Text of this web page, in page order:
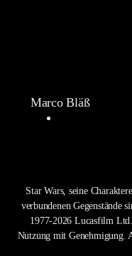
Marco Bläß
Star Wars, seine
verbundenen Gegenstände
1977-2026 Lucasfilm
Nutzung mit Genehmigung.